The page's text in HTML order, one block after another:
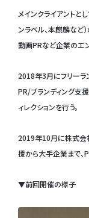
メインクライアントと
ンラベル、本麒麟など
動画PRなど企業のエ
2018年3月にフリーラ
PR/ブランディング支
ィレクションを行う。
2019年10月に株式会
援から大手企業まで、
▼前回開催の様子